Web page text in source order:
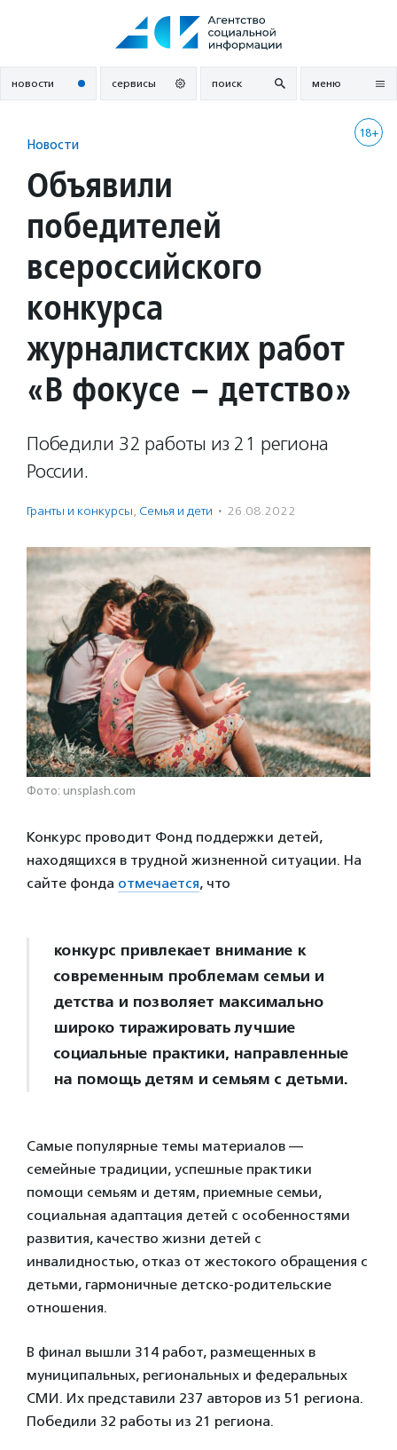
новости сервисы поиск меню
18+
Новости
Объявили
победителей
всероссийского
конкурса
журналистских работ
«В фокусе – детство»
Победили 32 работы из 21 региона
России.
Гранты и конкурсы, Семья и дети · 26.08.2022
Фото: unsplash.com
Конкурс проводит Фонд поддержки детей,
находящихся в трудной жизненной ситуации. На
сайте фонда отмечается, что
конкурс привлекает внимание к
современным проблемам семьи и
детства и позволяет максимально
широко тиражировать лучшие
социальные практики, направленные
на помощь детям и семьям с детьми.
Самые популярные темы материалов —
семейные традиции, успешные практики
помощи семьям и детям, приемные семьи,
социальная адаптация детей с особенностями
развития, качество жизни детей с
инвалидностью, отказ от жестокого обращения с
детьми, гармоничные детско-родительские
отношения.
В финал вышли 314 работ, размещенных в
муниципальных, региональных и федеральных
СМИ. Их представили 237 авторов из 51 региона.
Победили 32 работы из 21 региона.